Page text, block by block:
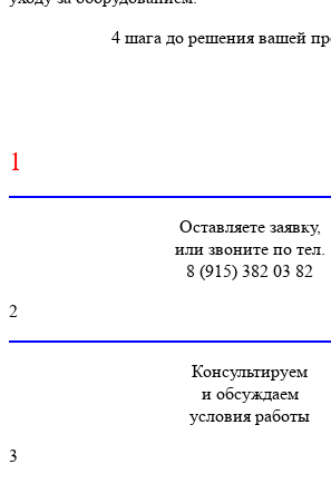
4 шага до решения вашей
1
Оставляете заявку,
или звоните по тел.
8 (915) 382 03 82
2
Консультируем
и обсуждаем
условия работы
3